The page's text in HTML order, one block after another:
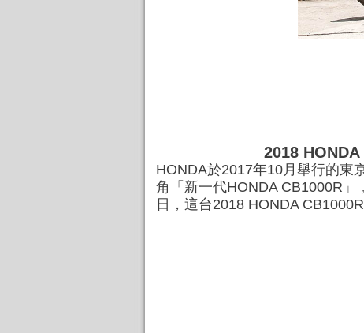
2018
HONDA於2017年10月舉行的東
角「新一代HONDA CB1000R
日，這台2018 HONDA